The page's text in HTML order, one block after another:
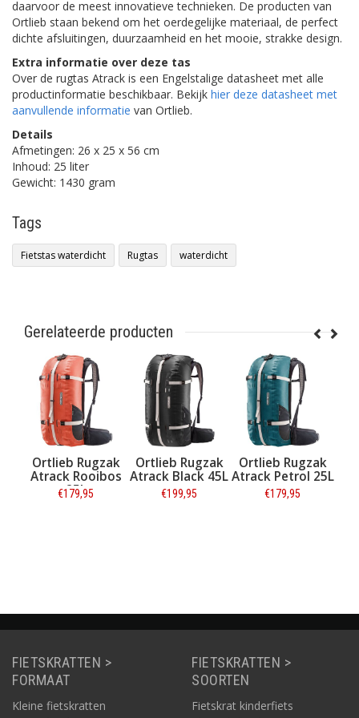
daarvoor de meest innovatieve technieken. De producten van
Ortlieb staan bekend om het oerdegelijke materiaal, de perfect
dichte afsluitingen, duurzaamheid en het mooie, strakke design.
Extra informatie over deze tas
Over de rugtas Atrack is een Engelstalige datasheet met alle
productinformatie beschikbaar. Bekijk hier deze datasheet met
aanvullende informatie van Ortlieb.
Details
Afmetingen: 26 x 25 x 56 cm
Inhoud: 25 liter
Gewicht: 1430 gram
Tags
Fietstas waterdicht Rugtas waterdicht
Gerelateerde producten
Ortlieb Rugzak
Atrack Rooibos
25L
€179,95
Ortlieb Rugzak
Atrack Black 45L
€199,95
Ortlieb Rugzak
Atrack Petrol 25L
€179,95
FIETSKRATTEN >
FORMAAT
Kleine fietskratten
FIETSKRATTEN >
SOORTEN
Fietskrat kinderfiets